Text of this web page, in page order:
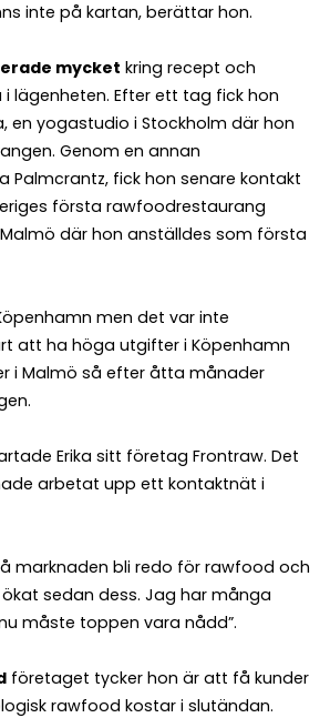
inte på kartan, berättar hon.
mycket kring recept och
lägenheten. Efter ett tag fick hon
en yogastudio i Stockholm där hon
Genom en annan
Palmcrantz, fick hon senare kontakt
första rawfoodrestaurang
Malmö där hon anställdes som första
men det var inte
att ha höga utgifter i Köpenhamn
i Malmö så efter åtta månader
Erika sitt företag Frontraw. Det
arbetat upp ett kontaktnät i
marknaden bli redo för rawfood och
sedan dess. Jag har många
måste toppen vara nådd”.
företaget tycker hon är att få kunder
rawfood kostar i slutändan.